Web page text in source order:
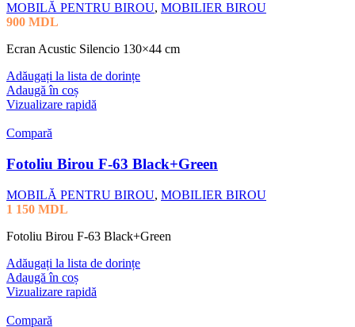
MOBILĂ PENTRU BIROU, MOBILIER BIROU
900 MDL
Ecran Acustic Silencio 130×44 cm
Adăugați la lista de dorințe
Adaugă în coș
Vizualizare rapidă
Compară
Fotoliu Birou F-63 Black+Green
MOBILĂ PENTRU BIROU, MOBILIER BIROU
1 150 MDL
Fotoliu Birou F-63 Black+Green
Adăugați la lista de dorințe
Adaugă în coș
Vizualizare rapidă
Compară